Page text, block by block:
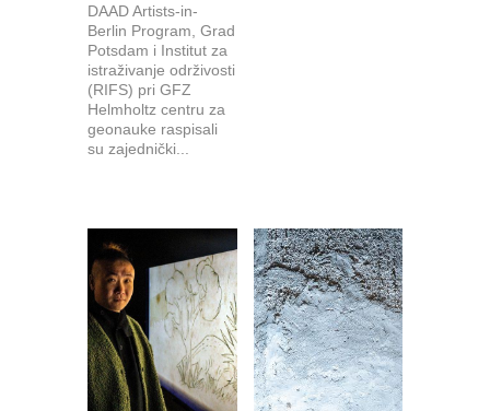
DAAD Artists-in-
Berlin Program, Grad
Potsdam i Institut za
istraživanje održivosti
(RIFS) pri GFZ
Helmholtz centru za
geonauke raspisali
su zajednički...